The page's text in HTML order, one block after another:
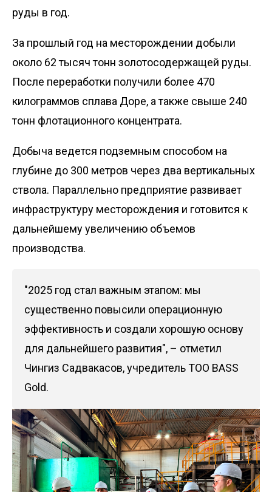
руды в год.
За прошлый год на месторождении добыли
около 62 тысяч тонн золотосодержащей руды.
После переработки получили более 470
килограммов сплава Доре, а также свыше 240
тонн флотационного концентрата.
Добыча ведется подземным способом на
глубине до 300 метров через два вертикальных
ствола. Параллельно предприятие развивает
инфраструктуру месторождения и готовится к
дальнейшему увеличению объемов
производства.
"2025 год стал важным этапом: мы
существенно повысили операционную
эффективность и создали хорошую основу
для дальнейшего развития", – отметил
Чингиз Садвакасов, учредитель ТОО BASS
Gold.